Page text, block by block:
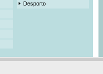
Desporto